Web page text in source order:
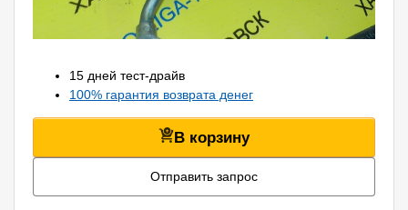
15 дней тест-драйв
100% гарантия возврата денег
В корзину
Отправить запрос